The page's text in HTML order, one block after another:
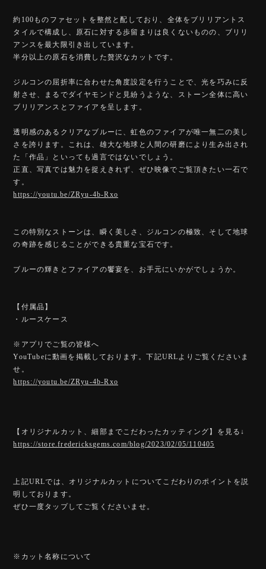
約100ものファセットを整然と配しており、全体をブリリアントス
タイルで構成し、原石に対する歩留まりは良くないものの、ブリリ
アンスを最大限引き出しています。
半分以上の原石を消費した贅沢なカットです。
ジルコンの屈折率に合わせた角度設定を行うことで、光を巧みに反
射させ、まるでダイヤモンドと見紛うような、ストーン全体に高い
ブリリアンスとファイアを呈します。
透明感のあるクリアなブルーに、虹色のファイアが唯一無二の美し
さを誇ります。これは、雄大な地球と人間の研磨により生み出され
た「作品」といっても過言ではないでしょう。
正直、写真では魅力を捉えきれず、ぜひ映像でご覧頂きたい一石で
す。
https://youtu.be/ZRyu-4b-Rxo
この特別なストーンは、瞬く美しさ、ジルコンの極致、そして地球
の奇跡を感じることができる貴重な宝石です。
ブルーの輝きとファイアの饗宴を、お手元にいかがでしょうか。
【付属品】
・ルースケース
※アプリでご覧の皆様へ
YouTubeに動画を掲載しております。下記URLよりご覧くださいま
せ。
https://youtu.be/ZRyu-4b-Rxo
【オリジナルカット、細部までこだわったカッティング】を見る↓
https://store.fredericksgems.com/blog/2023/02/05/110405
上記URLでは、オリジナルカットについてこだわりのポイントを説
明しております。
ぜひ一度タップしてご覧くださいませ。
※カット名称について